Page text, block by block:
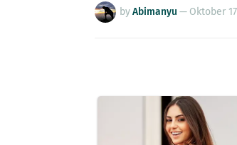
byAbimanyu — Oktober